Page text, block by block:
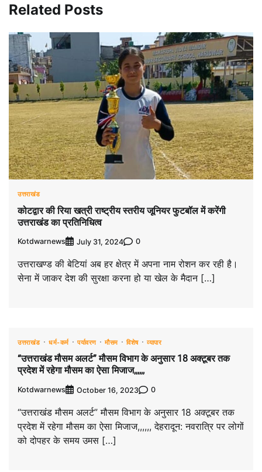
Related Posts
उत्तराखंड
कोटद्वार की रिया खत्री राष्ट्रीय स्तरीय जूनियर फुटबॉल में करेंगी
उत्तराखंड का प्रतिनिधित्व
Kotdwarnews July 31, 2024 0
उत्तराखण्ड की बेटियां अब हर क्षेत्र में अपना नाम रोशन कर रही है।
सेना में जाकर देश की सुरक्षा करना हो या खेल के मैदान […]
उत्तराखंड धर्म-कर्म पर्यावरण मौसम विशेष व्यापार
“उत्तराखंड मौसम अलर्ट” मौसम विभाग के अनुसार 18 अक्टूबर तक
प्रदेश में रहेगा मौसम का ऐसा मिजाज,,,,,,
Kotdwarnews October 16, 2023 0
“उत्तराखंड मौसम अलर्ट” मौसम विभाग के अनुसार 18 अक्टूबर तक
प्रदेश में रहेगा मौसम का ऐसा मिजाज,,,,,, देहरादून: नवरात्रि पर लोगों
को दोपहर के समय उमस […]